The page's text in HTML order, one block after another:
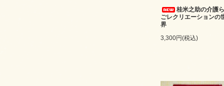
桂米之助の介護
ごレクリエーションの
界
3,300円(税込)